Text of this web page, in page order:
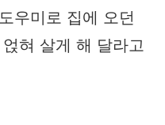
우미로 집에 오던
혀 살게 해 달라고